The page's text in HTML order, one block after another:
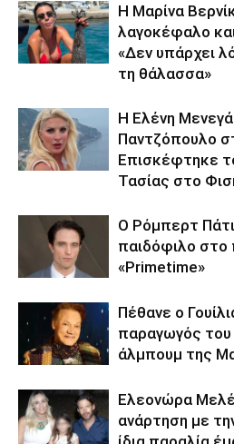
Η Μαρίνα
λαγοκέφαλο
«Δεν υπάρχει
τη θάλασσα»
Η Ελένη
Παντζόπουλο
Επισκέφτηκε
Τασίας στο
Ο Ρόμπερτ
παιδόφιλο
«Primetime»
Πέθανε ο
παραγωγός του
άλμπουμ της
Ελεονώρα
ανάρτηση με